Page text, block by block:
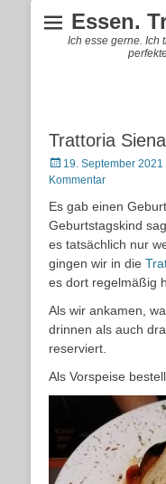
Essen.
Ich esse gerne. Ich
Trattoria
Posted
on
19. September 2021
Kommentar
Es gab einen
Geburtstagskind
es tatsächlich nur
gingen wir in die
es dort regelmäßig
Als wir ankamen,
drinnen als auch
reserviert.
Als Vorspeise